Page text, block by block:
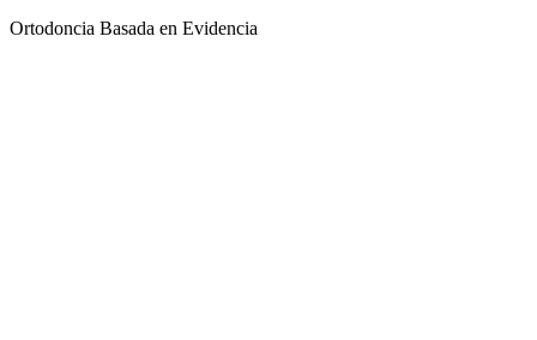
Ortodoncia Basada en Evidencia